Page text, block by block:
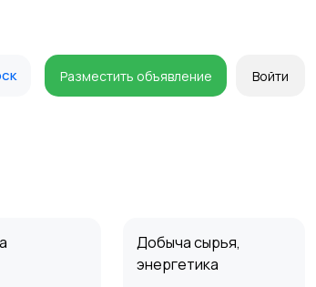
Разместить объявление Войти
Добыча сырья,
энергетика